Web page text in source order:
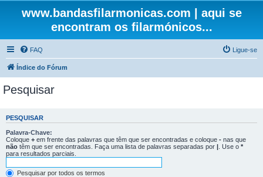
www.bandasfilarmonicas.com | aqui se
encontram os filarmónicos...
FAQ Ligue-se
Índice do Fórum
Pesquisar
PESQUISAR
Palavra-Chave:
Coloque + em frente das palavras que têm que ser encontradas e coloque - nas que
não têm que ser encontradas. Faça uma lista de palavras separadas por | . Use o *
para resultados parciais.
Pesquisar por todos os termos